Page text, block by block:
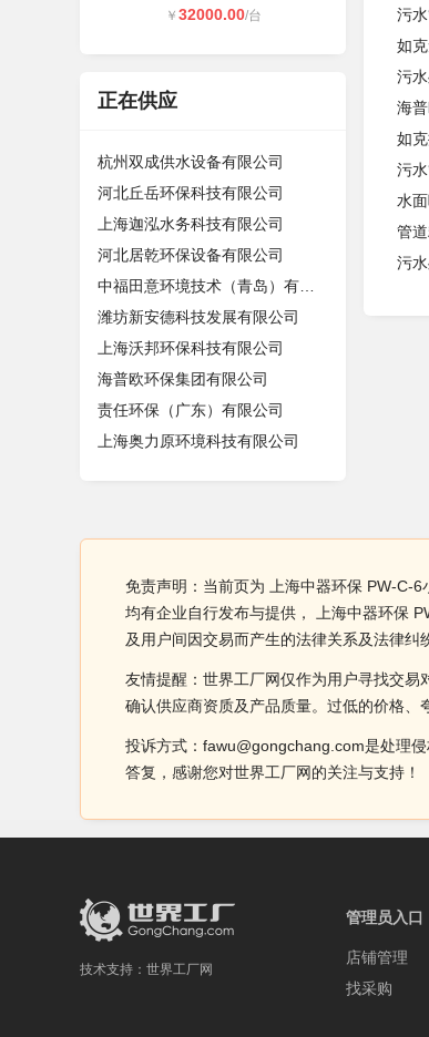
￥ 32000.00/台
正在供应
杭州双成供水设备有限公司
河北丘岳环保科技有限公司
上海迦泓水务科技有限公司
河北居乾环保设备有限公司
潍坊新安德科技发展有限公司
上海沃邦环保科技有限公司
海普欧环保集团有限公司
责任环保（广东）有限公司
上海奥力原环境科技有限公司
污
如
污
海
如
污
水
管
污
免责声明：当前页为 上海中器环保 PW-C-
均有企业自行发布与提供， 上海中器环保
及用户间因交易而产生的法律关系及法律纠
友情提醒：世界工厂网仅作为用户寻找交
确认供应商资质及产品质量。过低的价格、
投诉方式：fawu@gongchang.com是处理
答复，感谢您对世界工厂网的关注与支持！
技术支持： 世界工厂网
管理员入口
店铺管理
找采购